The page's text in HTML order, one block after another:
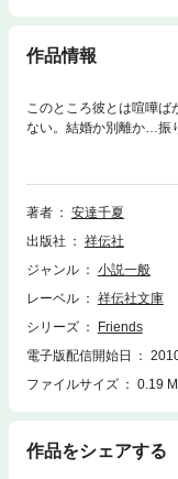
作品情報
このところ彼とは喧嘩
ない。結婚か別離か…振
んが鈍感なくらいの明
ー『Friends』収録の珠
著者
安達千夏
出版社
祥伝社
ジャンル
小説一般
レーベル
祥伝社文庫
シリーズ
Friends
電子版配信開始日
ファイルサイズ
0.19
作品をシェアする